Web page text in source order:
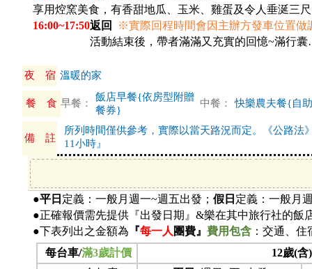
享用焢窯美食，有香甜地瓜、玉米、雞蛋及令人垂涎三
16:00~17:50返回 ※實際回程時間會因主辦方發車位置做
活動結束後，帶者滿滿又充實的回憶~滿行
夜 宿 溫暖的家
餐 食 早餐：
飯店早餐{依房型附贈
餐券}
中餐： 快樂農夫餐{自
備 註
所列時間僅供參考，實際以當天路況而定。《公路
11小時』
●平日 定義：一般月週一~週五出發； 假日 定義：一般月
●正確報價需先提供『出發日期』&樂在其中旅行社的飯
●下表列出之金額為 『每一人 團費』 費用包含 ：交通、
每台車/滿3歲計價
12歲(含